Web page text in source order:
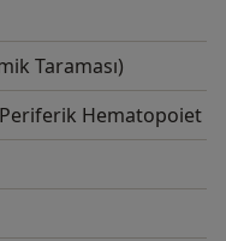
Taraması)
Hematopoiet